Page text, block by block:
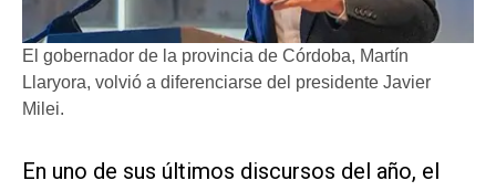
El gobernador de la provincia de Córdoba, Martín
Llaryora, volvió a diferenciarse del presidente Javier
Milei.
En uno de sus últimos discursos del año, el